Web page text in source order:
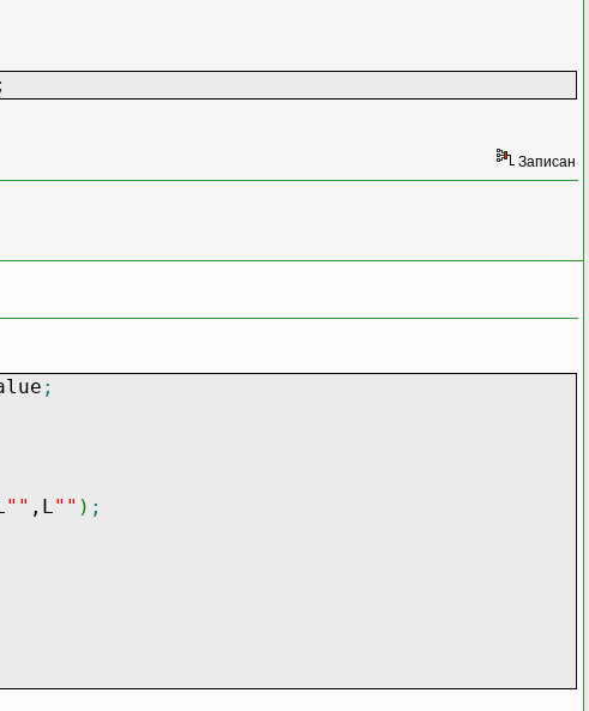
Записан
;
"" ,L "" ) ;